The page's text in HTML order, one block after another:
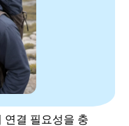
연결 필요성을 충